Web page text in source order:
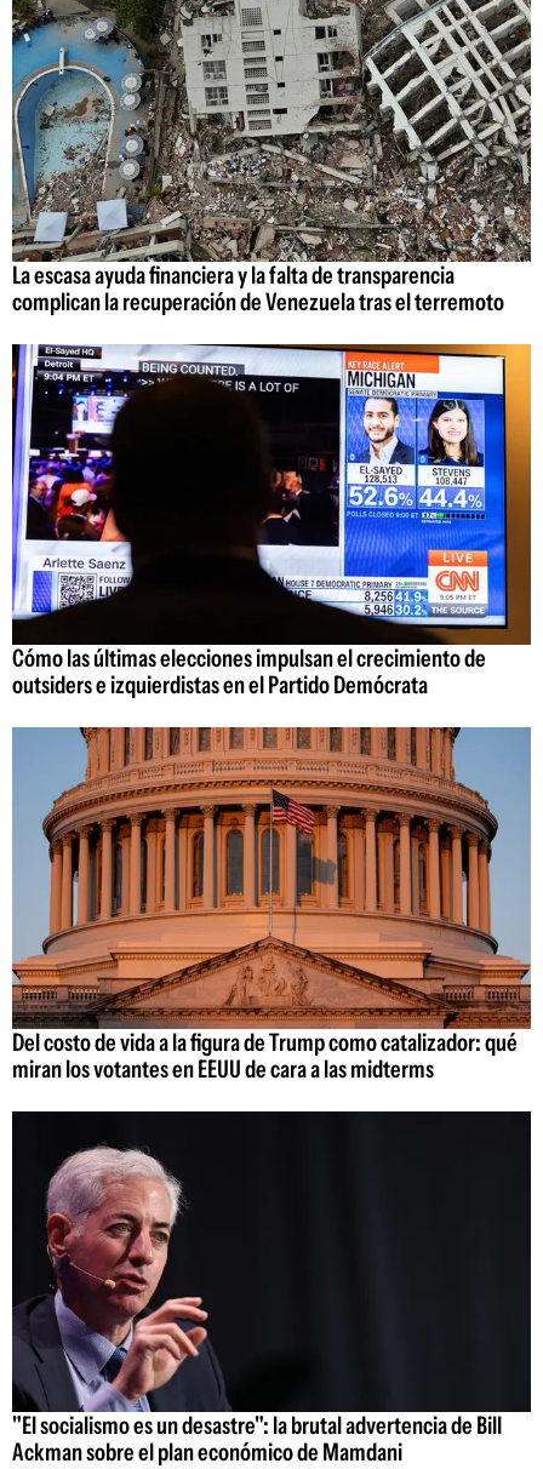
La escasa ayuda financiera y la falta de transparencia
complican la recuperación de Venezuela tras el terremoto
Cómo las últimas elecciones impulsan el crecimiento de
outsiders e izquierdistas en el Partido Demócrata
Del costo de vida a la figura de Trump como catalizador: qué
miran los votantes en EEUU de cara a las midterms
"El socialismo es un desastre": la brutal advertencia de Bill
Ackman sobre el plan económico de Mamdani